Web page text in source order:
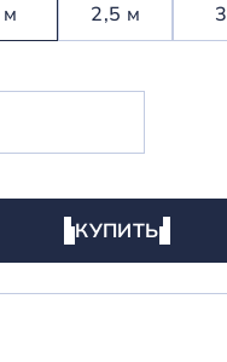
м 2,5 м
КУПИТЬ